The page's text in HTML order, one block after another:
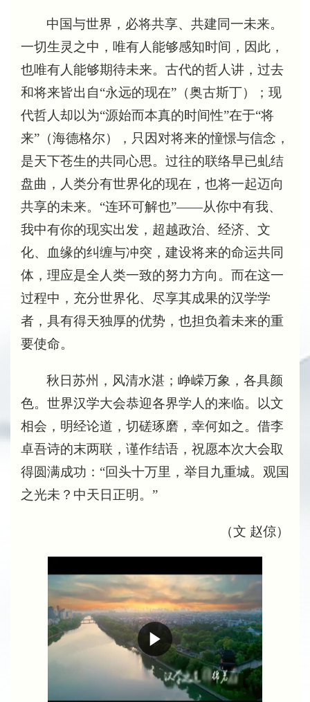
中国与世界，必将共享、共建同一未来。
一切生灵之中，唯有人能够感知时间，因此，
也唯有人能够期待未来。古代的哲人讲，过去
和将来皆出自“永远的现在”（奥古斯丁）；现
代哲人却以为“源始而本真的时间性”在于“将
来”（海德格尔），只因对将来的憧憬与信念，
是天下苍生的共同心思。过往的联络早已虬结
盘曲，人类分有世界化的现在，也将一起迈向
共享的未来。“连环可解也”——从你中有我、
我中有你的现实出发，超越政治、经济、文
化、血缘的纠缠与冲突，建设将来的命运共同
体，理应是全人类一致的努力方向。而在这一
过程中，充分世界化、尽享其成果的汉学学
者，具有得天独厚的优势，也担负着未来的重
要使命。
秋日苏州，风清水湛；峥嵘万象，各具颜
色。世界汉学大会恭迎各界学人的来临。以文
相会，明经论道，切磋琢磨，幸何如之。借李
卓吾诗的末两联，谨作结语，祝愿本次大会取
得圆满成功：“回头十万里，举目九重城。观国
之光未？中天日正明。”
（文 赵倞）